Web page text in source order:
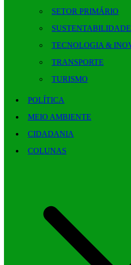
SETOR PRIMÁRIO
SUSTENTABILIDADE
TECNOLOGIA &
TRANSPORTE
TURISMO
POLÍTICA
MEIO AMBIENTE
CIDADANIA
COLUNAS